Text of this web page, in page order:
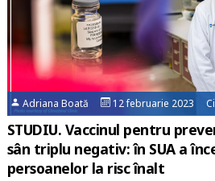
Adriana Boată 12 februarie 2023
STUDIU. Vaccinul pentru
sân triplu negativ: în SUA a
persoanelor la risc înalt